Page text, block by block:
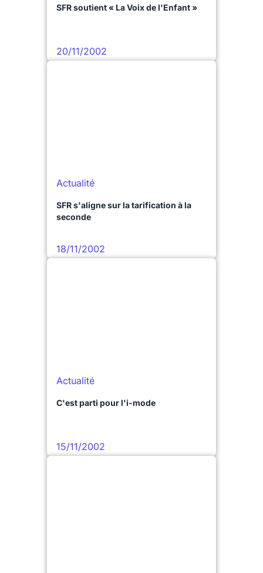
SFR soutient « La Voix de l'Enfant »
20/11/2002
Actualité
SFR s'aligne sur la tarification à la
seconde
18/11/2002
Actualité
C'est parti pour l'i-mode
15/11/2002